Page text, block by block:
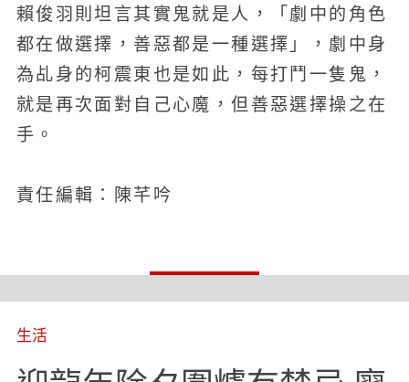
賴俊羽則坦言其實鬼就是人，「劇中的角色
都在做選擇，善惡都是一種選擇」，劇中身
為乩身的柯震東也是如此，每打鬥一隻鬼，
就是再次面對自己心魔，但善惡選擇操之在
手。
責任編輯：陳芊吟
生活